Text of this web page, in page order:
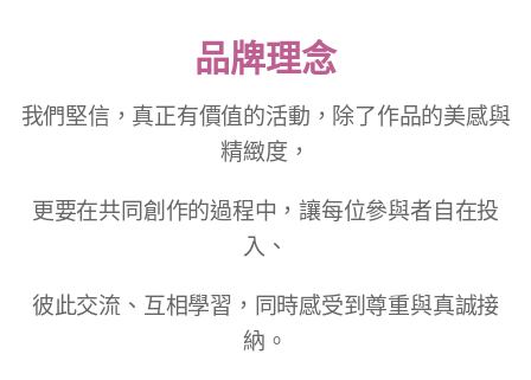
品牌理念
我們堅信，真正有價值的活動，除了作品的美感與
精緻度，
更要在共同創作的過程中，讓每位參與者自在投
入、
彼此交流、互相學習，同時感受到尊重與真誠接
納。